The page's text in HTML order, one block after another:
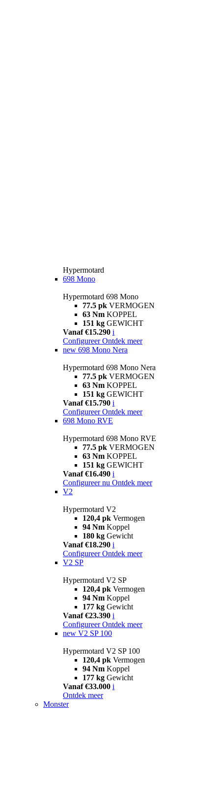
Hypermotard
698 Mono
Hypermotard 698 Mono
77.5 pk VERMOGEN
63 Nm KOPPEL
151 kg GEWICHT
Vanaf €15.290 i
Configureer Ontdek meer
new 698 Mono Nera
Hypermotard 698 Mono Nera
77.5 pk VERMOGEN
63 Nm KOPPEL
151 kg GEWICHT
Vanaf €15.790 i
Configureer Ontdek meer
698 Mono RVE
Hypermotard 698 Mono RVE
77.5 pk VERMOGEN
63 Nm KOPPEL
151 kg GEWICHT
Vanaf €16.490 i
Configureer nu Ontdek meer
V2
Hypermotard V2
120,4 pk Vermogen
94 Nm Koppel
180 kg Gewicht
Vanaf €18.290 i
Configureer Ontdek meer
V2 SP
Hypermotard V2 SP
120,4 pk Vermogen
94 Nm Koppel
177 kg Gewicht
Vanaf €23.390 i
Configureer Ontdek meer
new V2 SP 100
Hypermotard V2 SP 100
120,4 pk Vermogen
94 Nm Koppel
177 kg Gewicht
Vanaf €33.000 i
Ontdek meer
Monster